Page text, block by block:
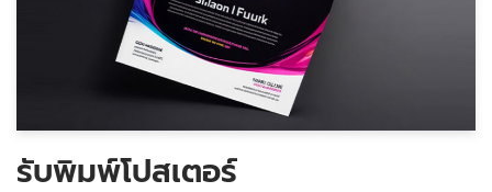
รับพิมพ์โปสเตอร์